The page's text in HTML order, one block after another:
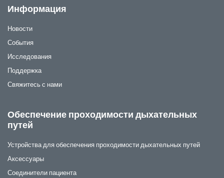
Информация
Новости
События
Исследования
Поддержка
Свяжитесь с нами
Обеспечение проходимости дыхательных
путей
Устройства для обеспечения проходимости дыхательных путей
Аксессуары
Соединители пациента